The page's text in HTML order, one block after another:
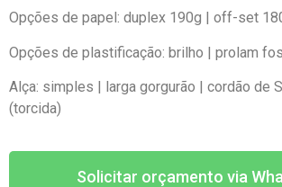
Opções de papel: duplex 190g | off-set
Opções de plastificação: brilho | prolam
Alça: simples | larga gorgurão | cordão de
(torcida)
Solicitar orçamento via